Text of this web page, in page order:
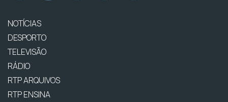
NOTÍCIAS
DESPORTO
TELEVISÃO
RÁDIO
RTP ARQUIVOS
RTP ENSINA